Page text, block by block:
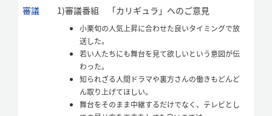
審議 1)審議番組 「カリギュラ」へのご意見
小栗旬の人気上昇に合わせた良いタイミングで放
送した。
若い人たちにも舞台を見て欲しいという意図が伝
わった。
知られざる人間ドラマや裏方さんの働きもどんど
ん取り上げてほしい。
舞台をそのまま中継するだけでなく、テレビとし